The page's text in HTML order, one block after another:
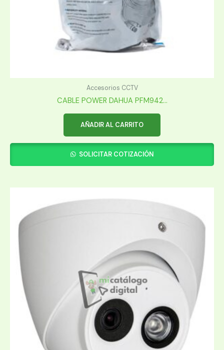
Accesorios CCTV
CABLE POWER DAHUA PFM942...
AÑADIR AL CARRITO
SOLICITAR COTIZACIÓN